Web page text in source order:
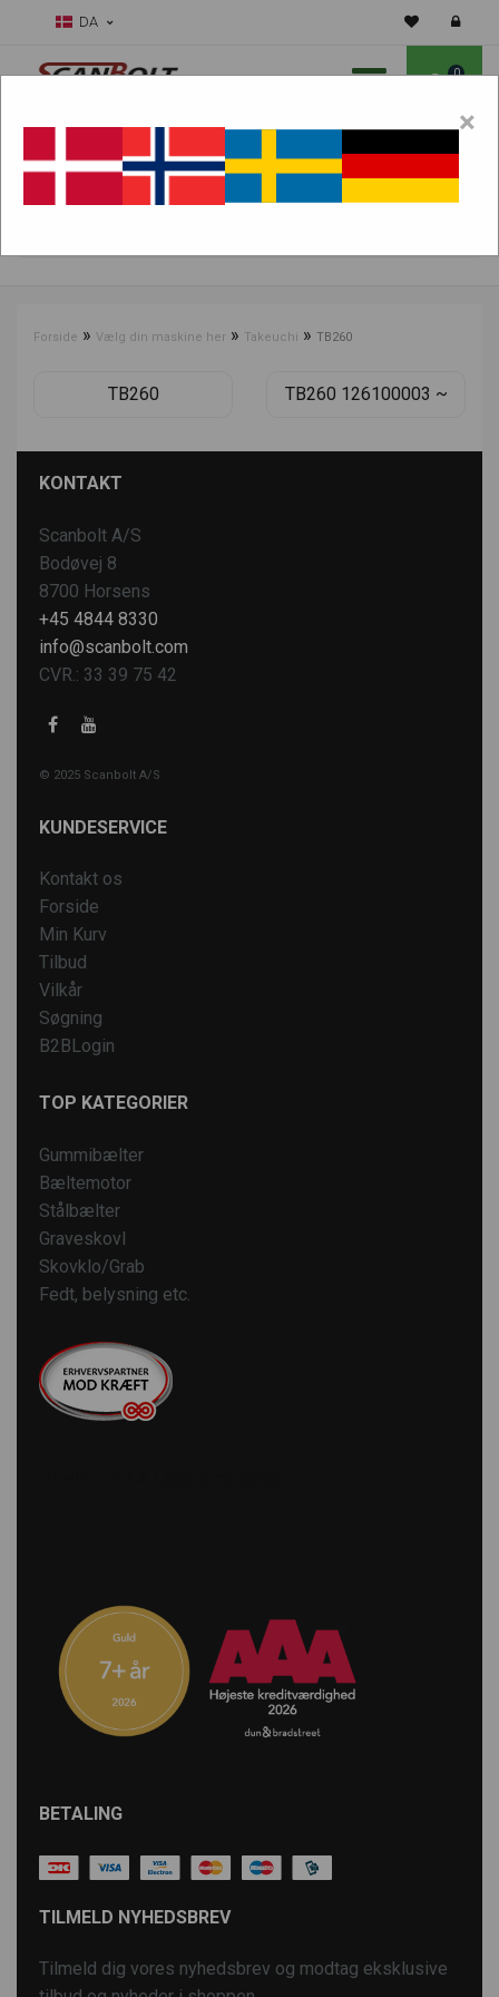
DA
0
Forside » Vælg din maskine her » Takeuchi » TB260
TB260 TB260 126100003 ~
KONTAKT
Scanbolt A/S
Bodøvej 8
8700 Horsens
+45 4844 8330
info@scanbolt.com
CVR.: 33 39 75 42
© 2025 Scanbolt A/S
KUNDESERVICE
Kontakt os
Forside
Min Kurv
Tilbud
Vilkår
Søgning
B2BLogin
TOP KATEGORIER
Gummibælter
Bæltemotor
Stålbælter
Graveskovl
Skovklo/Grab
Fedt, belysning etc.
BETALING
TILMELD NYHEDSBREV
Tilmeld dig vores nyhedsbrev og modtag eksklusive
×